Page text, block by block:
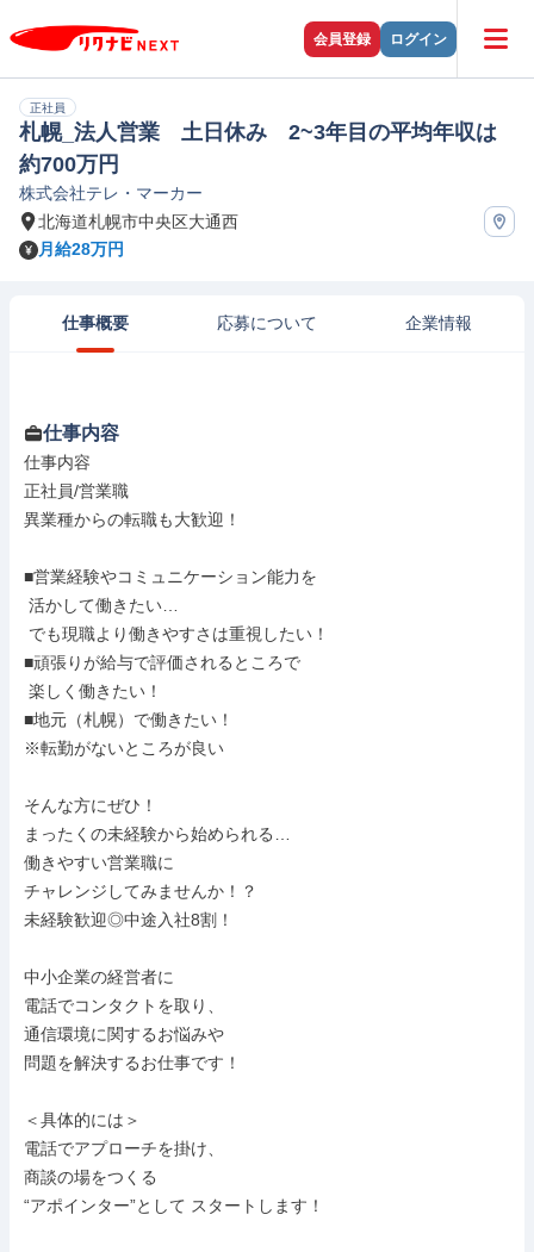
会員登録 ログイン
正社員
札幌_法人営業 土日休み 2~3年目の平均年収は
約700万円
株式会社テレ・マーカー
北海道札幌市中央区大通西
月給28万円
仕事概要 応募について 企業情報
仕事内容
仕事内容
正社員/営業職
異業種からの転職も大歓迎！
■営業経験やコミュニケーション能力を
■頑張りが給与で評価されるところで
■地元（札幌）で働きたい！
※転勤がないところが良い
そんな方にぜひ！
まったくの未経験から始められる…
働きやすい営業職に
チャレンジしてみませんか！？
未経験歓迎◎中途入社8割！
中小企業の経営者に
電話でコンタクトを取り、
通信環境に関するお悩みや
問題を解決するお仕事です！
＜具体的には＞
電話でアプローチを掛け、
商談の場をつくる
“アポインター”として スタートします！